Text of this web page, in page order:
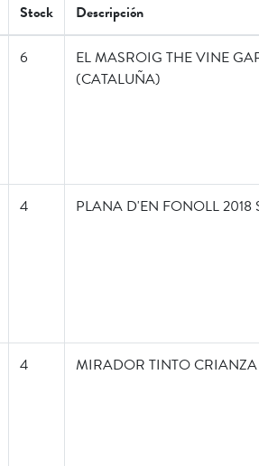
Stock Descripción
6
EL MASROIG THE VINE
(CATALUÑA)
4 PLANA D'EN FONOLL 2018
4 MIRADOR TINTO